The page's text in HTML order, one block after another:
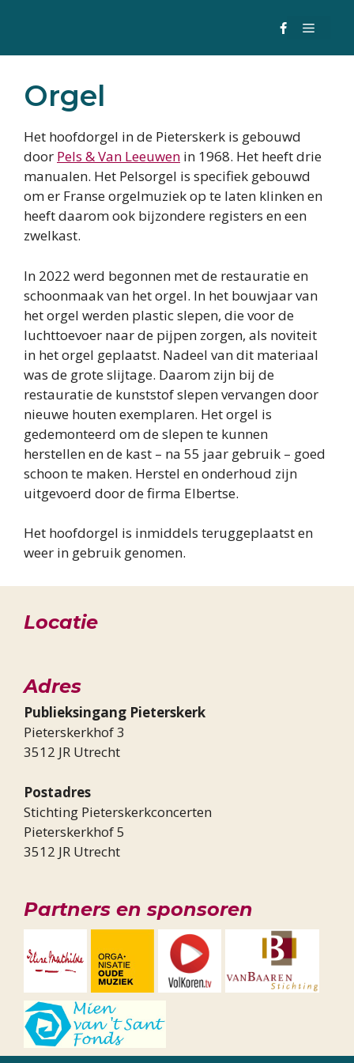
MENU
Orgel
Het hoofdorgel in de Pieterskerk is gebouwd
door Pels & Van Leeuwen in 1968. Het heeft drie
manualen. Het Pelsorgel is specifiek gebouwd
om er Franse orgelmuziek op te laten klinken en
heeft daarom ook bijzondere registers en een
zwelkast.
In 2022 werd begonnen met de restauratie en
schoonmaak van het orgel. In het bouwjaar van
het orgel werden plastic slepen, die voor de
luchttoevoer naar de pijpen zorgen, als noviteit
in het orgel geplaatst. Nadeel van dit materiaal
was de grote slijtage. Daarom zijn bij de
restauratie de kunststof slepen vervangen door
nieuwe houten exemplaren. Het orgel is
gedemonteerd om de slepen te kunnen
herstellen en de kast – na 55 jaar gebruik – goed
schoon te maken. Herstel en onderhoud zijn
uitgevoerd door de firma Elbertse.
Het hoofdorgel is inmiddels teruggeplaatst en
weer in gebruik genomen.
Locatie
Adres
Publieksingang Pieterskerk
Pieterskerkhof 3
3512 JR Utrecht
Postadres
Stichting Pieterskerkconcerten
Pieterskerkhof 5
3512 JR Utrecht
Partners en sponsoren